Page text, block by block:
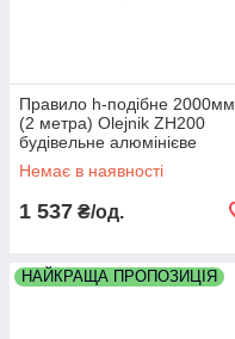
Правило h-подібне 2000мм
(2 метра) Olejnik ZH200
будівельне алюмінієве
штукатурне товщина 1.9мм
Немає в наявності
1 537 ₴/од.
НАЙКРАЩА ПРОПОЗИЦІЯ